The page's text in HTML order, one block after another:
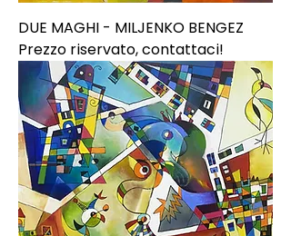
DUE MAGHI - MILJENKO BENGEZ
Prezzo riservato, contattaci!